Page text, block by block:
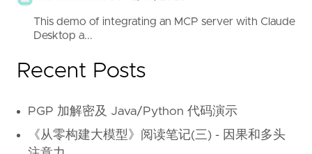
This demo of integrating an MCP server with Claude
Desktop a...
Recent Posts
PGP 加解密及 Java/Python 代码演示
《从零构建大模型》阅读笔记(三) - 因果和多头